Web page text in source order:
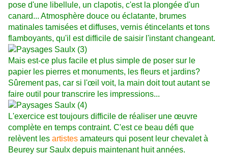
pose d'une libellule, un clapotis, c'est la plongée d'un
canard... Atmosphère douce ou éclatante, brumes
matinales tamisées et diffuses, vernis étincelants et tons
flamboyants, qu'il est difficile de saisir l'instant changeant.
Mais est-ce plus facile et plus simple de poser sur le
papier les pierres et monuments, les fleurs et jardins?
Sûrement pas, car si l'œil voit, la main doit tout autant se
faire outil pour transcrire les impressions...
L'exercice est toujours difficile de réaliser une œuvre
complète en temps contraint. C'est ce beau défi que
relèvent les artistes amateurs qui posent leur chevalet à
Beurey sur Saulx depuis maintenant huit années.